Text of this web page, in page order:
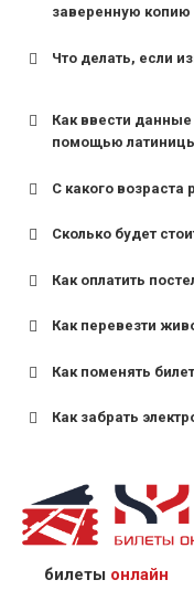
заверенную копию
Что делать, если
Как ввести
помощью
С какого возраста
для поездов
для пригородных
Сколько будет
Как оплатить
Как перевезти
Как поменять
Как забрать
назвав кассиру
предъявив
кого оформлен
билеты онлайн